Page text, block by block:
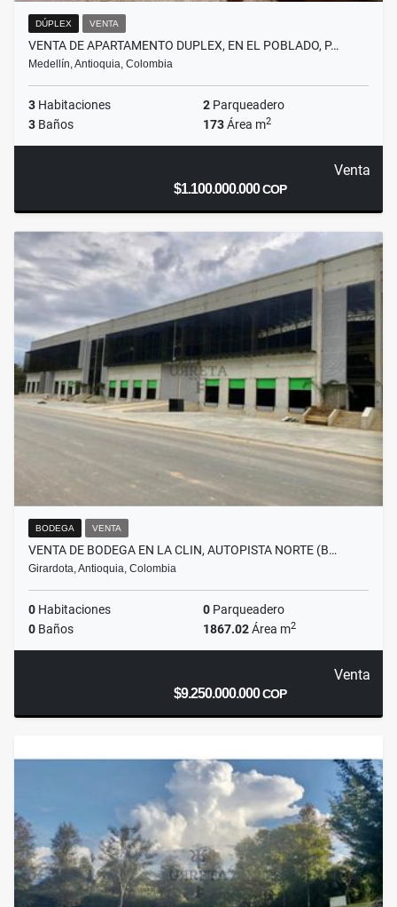
DÚPLEX VENTA
VENTA DE APARTAMENTO DUPLEX, EN EL POBLADO, P…
Medellín, Antioquia, Colombia
3 Habitaciones 2 Parqueadero
3 Baños 173Área m2
Venta
$1.100.000.000COP
BODEGA VENTA
VENTA DE BODEGA EN LA CLIN, AUTOPISTA NORTE (B…
Girardota, Antioquia, Colombia
0 Habitaciones 0 Parqueadero
0 Baños 1867.02Área m2
Venta
$9.250.000.000COP